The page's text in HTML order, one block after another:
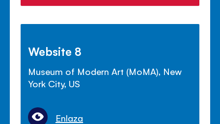
Website 8
Museum of Modern Art (MoMA), New
York City, US
Enlaza